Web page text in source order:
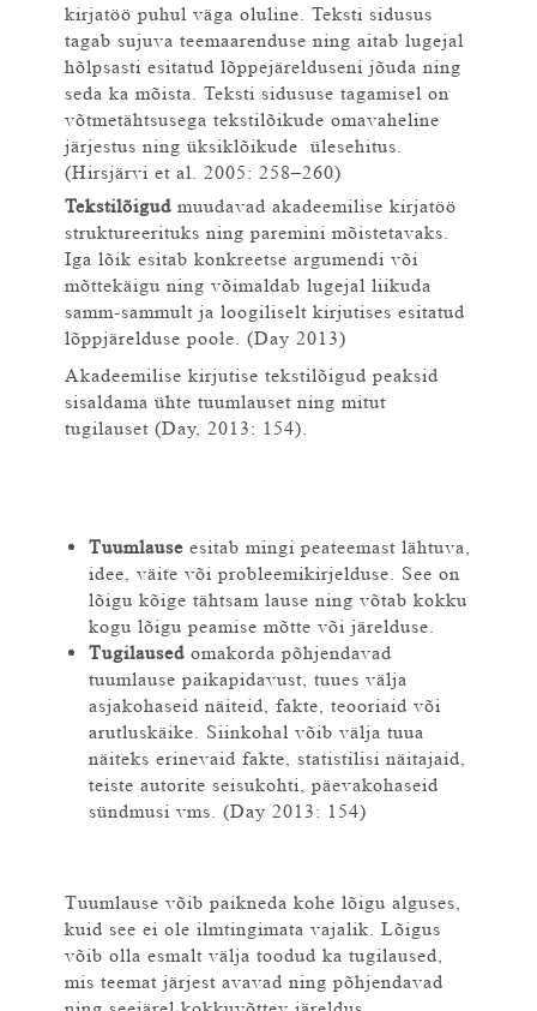
kirjatöö puhul väga oluline. Teksti sidusus
tagab sujuva teemaarenduse ning aitab lugejal
hõlpsasti esitatud lõppejärelduseni jõuda ning
seda ka mõista. Teksti sidususe tagamisel on
võtmetähtsusega tekstilõikude omavaheline
järjestus ning üksiklõikude ülesehitus.
(Hirsjärvi et al. 2005: 258–260)
Tekstilõigud muudavad akadeemilise kirjatöö
struktureerituks ning paremini mõistetavaks.
Iga lõik esitab konkreetse argumendi või
mõttekäigu ning võimaldab lugejal liikuda
samm-sammult ja loogiliselt kirjutises esitatud
lõppjärelduse poole. (Day 2013)
Akadeemilise kirjutise tekstilõigud peaksid
sisaldama ühte tuumlauset ning mitut
tugilauset (Day, 2013: 154).
Tuumlause esitab mingi peateemast lähtuva,
idee, väite või probleemikirjelduse. See on
lõigu kõige tähtsam lause ning võtab kokku
kogu lõigu peamise mõtte või järelduse.
Tugilaused omakorda põhjendavad
tuumlause paikapidavust, tuues välja
asjakohaseid näiteid, fakte, teooriaid või
arutluskäike. Siinkohal võib välja tuua
näiteks erinevaid fakte, statistilisi näitajaid,
teiste autorite seisukohti, päevakohaseid
sündmusi vms. (Day 2013: 154)
Tuumlause võib paikneda kohe lõigu alguses,
kuid see ei ole ilmtingimata vajalik. Lõigus
võib olla esmalt välja toodud ka tugilaused,
mis teemat järjest avavad ning põhjendavad